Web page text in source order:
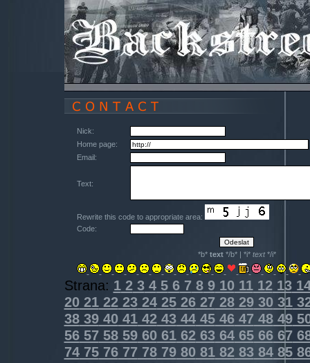
Nick:
Home page:
Email:
Text:
Rewrite this code to appropriate area:
Code:
*b* text*/b* | *i* text*/i*
Strana: 12345678910111213
2021222324252627 28293031
38394041424344454647 4849
565758596061626364656667
747576777879808182838485